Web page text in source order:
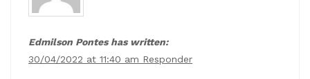
Edmilson Pontes has written:
30/04/2022 at 11:40 am Responder